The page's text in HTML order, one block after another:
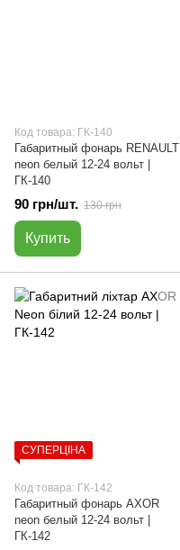
Код товара: ГК-140
Габаритный фонарь RENAULT
neon белый 12-24 вольт |
ГК-140
90 грн/шт. 130 грн
Купить
СУПЕРЦІНА
Код товара: ГК-142
Габаритный фонарь AXOR
neon белый 12-24 вольт |
ГК-142